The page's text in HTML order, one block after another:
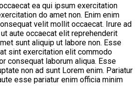
ea qui ipsum exercitation
do amet non. Enim enim
velit mollit occaecat. Irure ad
aute occaecat elit reprehenderit
sunt aliquip ut labore non. Esse
sint exercitation elit commodo
consequat laborum aliqua. Esse
non ad sunt Lorem enim. Pariatur
esse pariatur enim officia minim